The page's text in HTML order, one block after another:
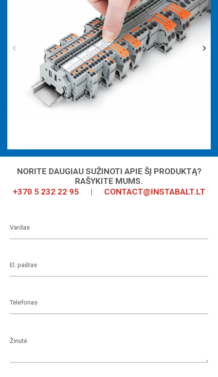
NORITE DAUGIAU SUŽINOTI APIE ŠĮ PRODUKTĄ?
RAŠYKITE MUMS.
+370 5 232 22 95
| CONTACT@INSTABALT.LT